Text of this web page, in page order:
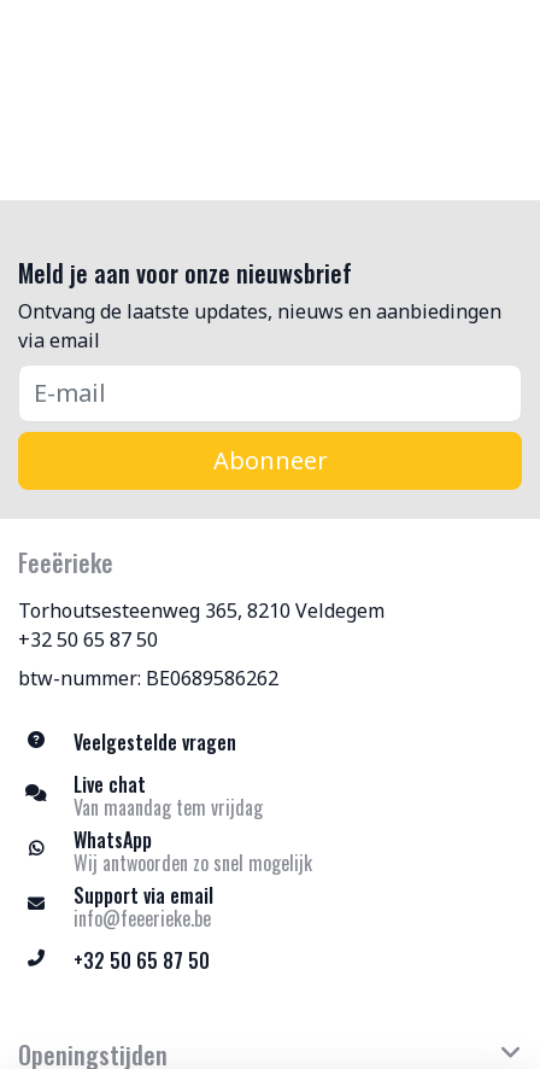
Meld je aan voor onze nieuwsbrief
Ontvang de laatste updates, nieuws en aanbiedingen
via email
Abonneer
Feeërieke
Torhoutsesteenweg 365, 8210 Veldegem
+32 50 65 87 50
btw-nummer: BE0689586262
Veelgestelde vragen
Live chat
Van maandag tem vrijdag
WhatsApp
Wij antwoorden zo snel mogelijk
Support via email
info@feeerieke.be
+32 50 65 87 50
Openingstijden